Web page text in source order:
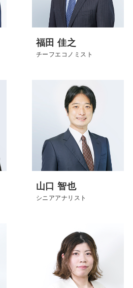
福田 佳之
チーフエコノミスト
山口 智也
シニアアナリスト